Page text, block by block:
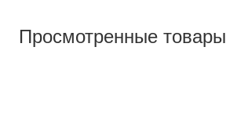
Просмотренные товары